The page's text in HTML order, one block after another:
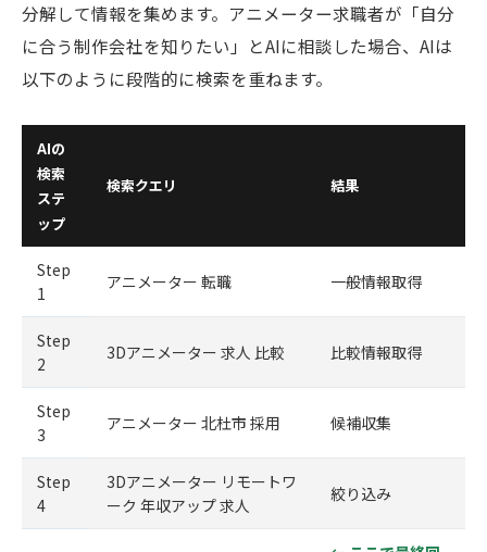
分解して情報を集めます。アニメーター求職者が「自分
に合う制作会社を知りたい」とAIに相談した場合、AIは
以下のように段階的に検索を重ねます。
AIの
検索
ステ
ップ
検索クエリ 結果
Step
1
アニメーター 転職 一般情報取得
Step
2
3Dアニメーター 求人 比較 比較情報取得
Step
3
アニメーター 北杜市 採用 候補収集
Step
4
3Dアニメーター リモートワ
ーク 年収アップ 求人
絞り込み